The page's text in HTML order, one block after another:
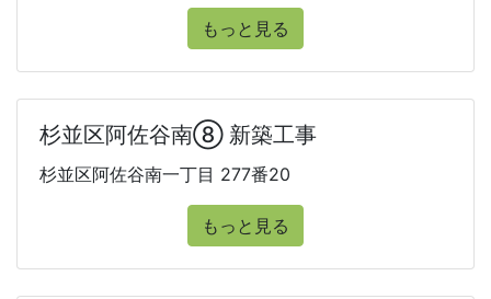
もっと見る
杉並区阿佐谷南⑧ 新築工事
杉並区阿佐谷南一丁目 277番20
もっと見る